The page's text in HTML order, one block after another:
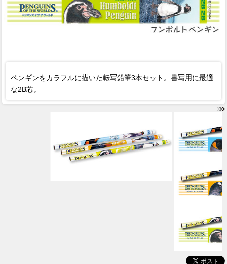
ペンギンをカラフルに描いた転写鉛筆3本セット。書写用に最適
な2B芯。